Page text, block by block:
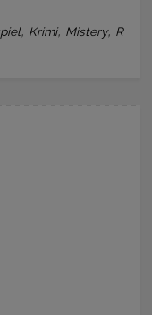
, Krimi, Mistery, R